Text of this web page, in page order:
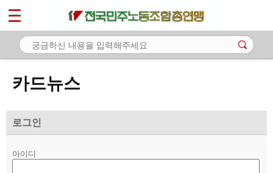
카드뉴스
로그인
아이디
마이페이지
소개
노동상담
자료